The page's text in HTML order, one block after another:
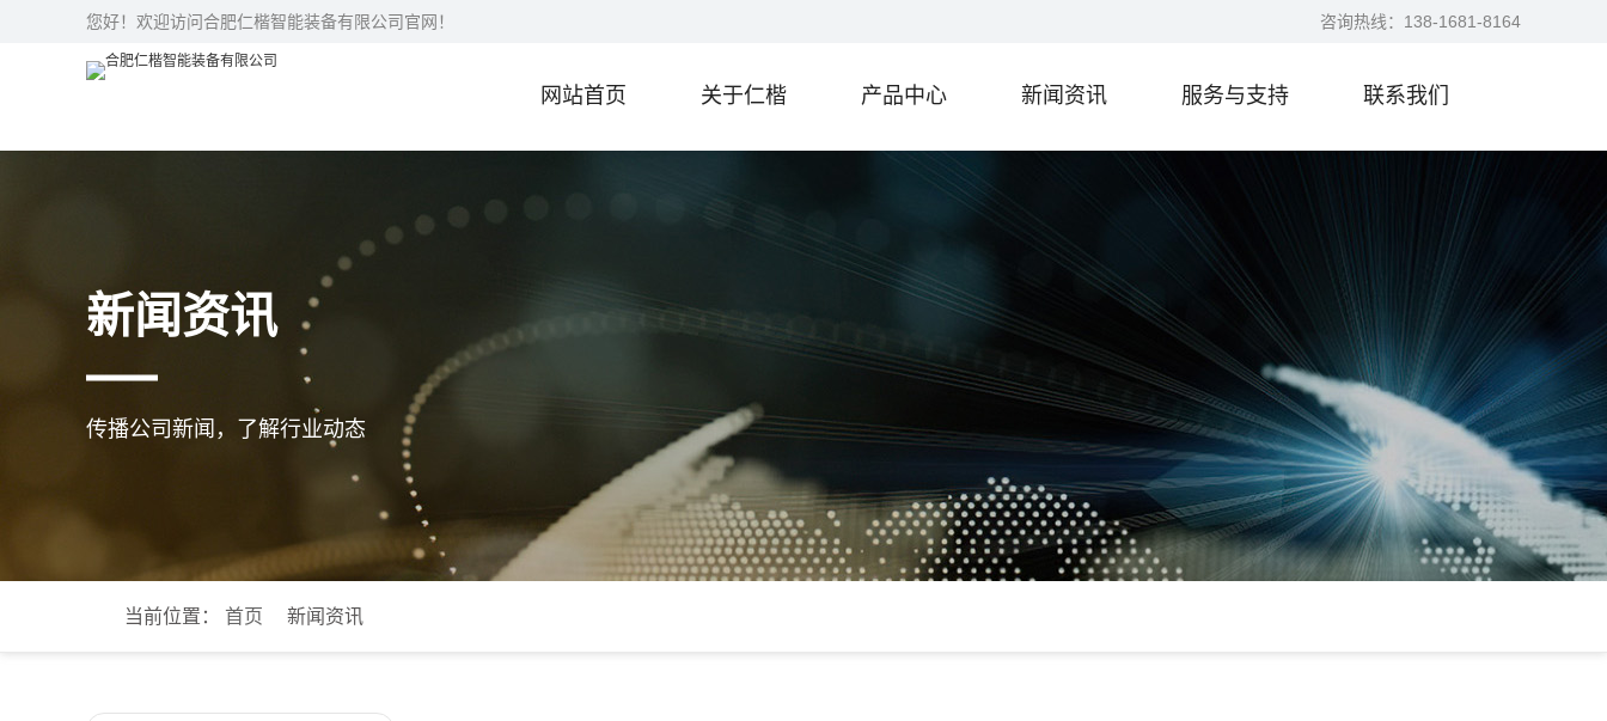
您好！欢迎访问合肥仁楷智能装备有限公司官网！ 咨询热线： 138-1681-8164
网站首页 关于仁楷 产品中心 新闻资讯 服务与支持 联系我们
新闻资讯
传播公司新闻，了解行业动态
当前位置： 首页 新闻资讯